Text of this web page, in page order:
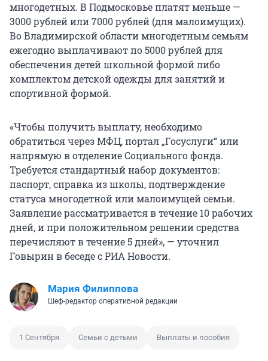
многодетных. В Подмосковье платят меньше —
3000 рублей или 7000 рублей (для малоимущих).
Во Владимирской области многодетным семьям
ежегодно выплачивают по 5000 рублей для
обеспечения детей школьной формой либо
комплектом детской одежды для занятий и
спортивной формой.
«Чтобы получить выплату, необходимо
обратиться через МФЦ, портал „Госуслуги“ или
напрямую в отделение Социального фонда.
Требуется стандартный набор документов:
паспорт, справка из школы, подтверждение
статуса многодетной или малоимущей семьи.
Заявление рассматривается в течение 10 рабочих
дней, и при положительном решении средства
перечисляют в течение 5 дней», — уточнил
Говырин в беседе с РИА Новости.
Мария Филиппова
Шеф-редактор оперативной редакции
1 Сентября Семьи с детьми Выплаты и пособия